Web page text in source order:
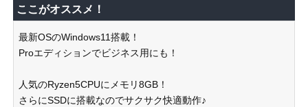
ここがオススメ！
最新OSのWindows11搭載！
Proエディションでビジネス用にも！
人気のRyzen5CPUにメモリ8GB！
さらにSSDに搭載なのでサクサク快適動作♪